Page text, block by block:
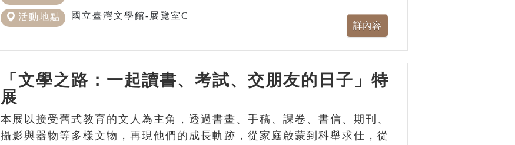
活動地點 國立臺灣文學館-展覽室C
「文學之路：一起讀書、考試、交朋友的日子」特
展
本展以接受舊式教育的文人為主角，透過書畫、手稿、課卷、書信、期刊、
攝影與器物等多樣文物，再現他們的成長軌跡，從家庭啟蒙到科舉求仕，從